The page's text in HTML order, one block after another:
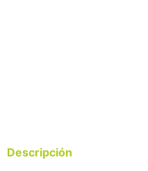
Descripción